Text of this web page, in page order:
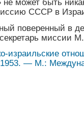
не может быть
СССР в
поверенный в
миссии
израильские
— М.: